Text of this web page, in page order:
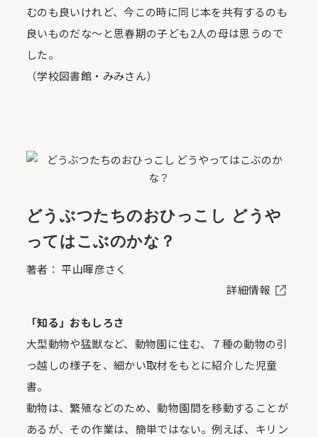
むのも良いけれど、今この時に同じ本を共有するのも
良いものだな～と思春期の子ども2人の母は思うので
した。
（学校図書館・みみさん）
どうぶつたちのおひっこし どうや
ってはこぶのかな？
著者： 平山暉彦さく
詳細情報
「知る」おもしろさ
大型動物や猛獣など、動物園に住む、７種の動物の引
っ越しの様子を、細かい取材をもとに紹介した児童
書。
動物は、繁殖などのため、動物園間を移動することが
あるが、その作業は、簡単ではない。例えば、キリン